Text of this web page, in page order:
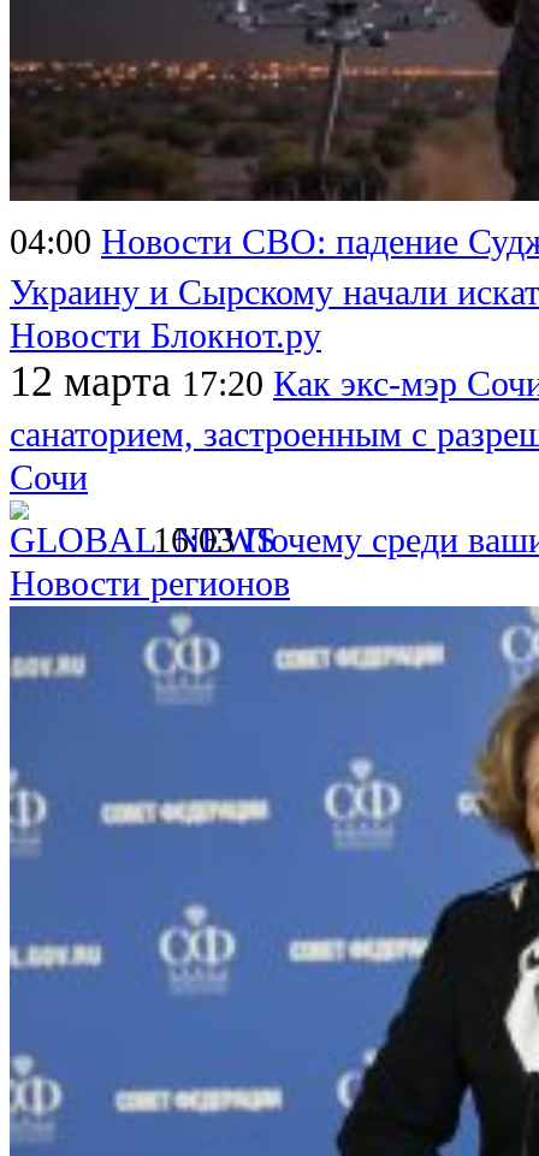
04:00 Новости СВО: падение
Украину и Сырскому начали
Новости Блокнот.ру
12 марта 17:20 Как экс-мэр
санаторием, застроенным с
Сочи
16:03 Почему среди
Новости регионов